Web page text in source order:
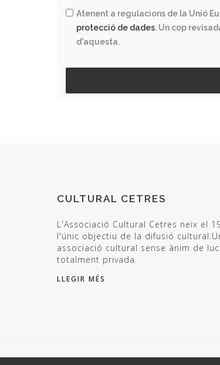
Atenent a regulacions de la Unió
protecció de dades. Un cop
d'aquesta.
CULTURAL CETRES
L'Associació Cultural Cetres neix el
l'únic objectiu de la difusió
associació cultural sense ànim de
totalment privada.
LLEGIR MÉS